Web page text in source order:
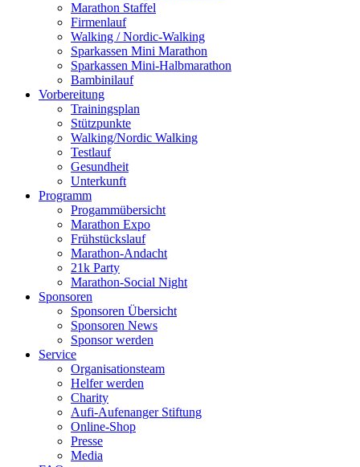
Marathon Staffel
Firmenlauf
Walking / Nordic-Walking
Sparkassen Mini Marathon
Sparkassen Mini-Halbmarathon
Bambinilauf
Vorbereitung
Trainingsplan
Stützpunkte
Walking/Nordic Walking
Testlauf
Gesundheit
Unterkunft
Programm
Progammübersicht
Marathon Expo
Frühstückslauf
Marathon-Andacht
21k Party
Marathon-Social Night
Sponsoren
Sponsoren Übersicht
Sponsoren News
Sponsor werden
Service
Organisationsteam
Helfer werden
Charity
Aufi-Aufenanger Stiftung
Online-Shop
Presse
Media